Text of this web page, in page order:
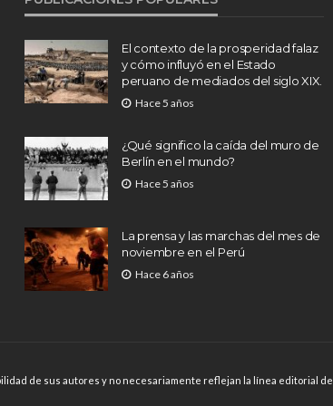
El contexto de la prosperidad falaz
y cómo influyó en el Estado
peruano de mediados del siglo XIX.
Hace 5 años
¿Qué significo la caída del muro de
Berlín en el mundo?
Hace 5 años
La prensa y las marchas del mes de
noviembre en el Perú
Hace 6 años
de sus autores y no necesariamente reflejan la línea editorial de